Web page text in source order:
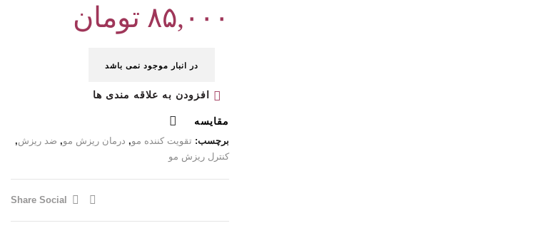
۸۵,۰۰۰ تومان
در انبار موجود نمی باشد
افزودن به علاقه مندی ها
مقایسه
برچسب: تقویت کننده مو, درمان ریزش مو, ضد ریزش,
کنترل ریزش مو
Share Social